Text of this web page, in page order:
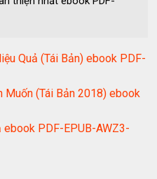
Quả (Tái Bản) ebook PDF-
Muốn (Tái Bản 2018) ebook
ebook PDF-EPUB-AWZ3-